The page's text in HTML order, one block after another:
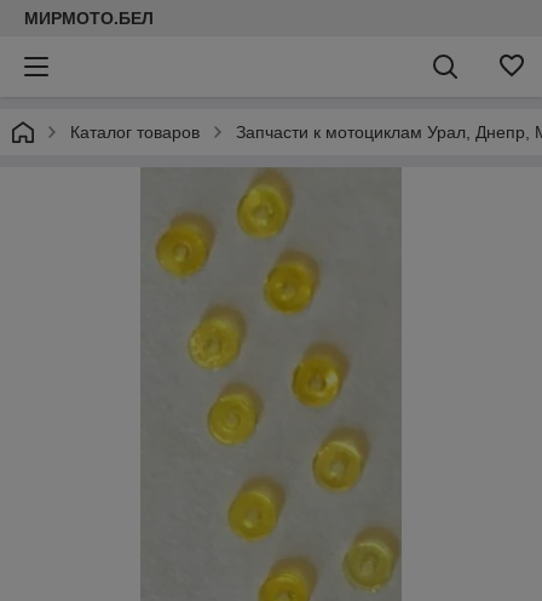
МИРМОТО.БЕЛ
Каталог товаров Запчасти к мотоциклам Урал, Днепр,